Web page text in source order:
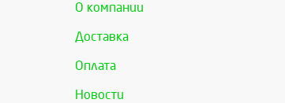
О компании
Доставка
Оплата
Новости